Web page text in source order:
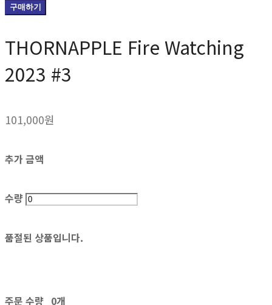
구매하기
THORNAPPLE Fire Watching
2023 #3
101,000원
추가 금액
수량
품절된 상품입니다.
주문 수량 0개